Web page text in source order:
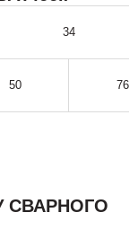
34
50 76
СВАРНОГО